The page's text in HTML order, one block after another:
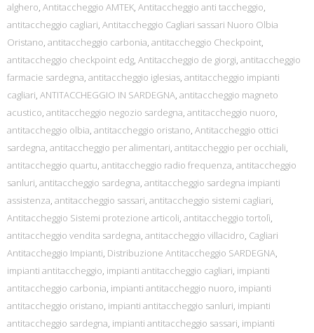
alghero, Antitaccheggio AMTEK, Antitaccheggio anti taccheggio,
antitaccheggio cagliari, Antitaccheggio Cagliari sassari Nuoro Olbia
Oristano, antitaccheggio carbonia, antitaccheggio Checkpoint,
antitaccheggio checkpoint edg, Antitaccheggio de giorgi, antitaccheggio
farmacie sardegna, antitaccheggio iglesias, antitaccheggio impianti
cagliari, ANTITACCHEGGIO IN SARDEGNA, antitaccheggio magneto
acustico, antitaccheggio negozio sardegna, antitaccheggio nuoro,
antitaccheggio olbia, antitaccheggio oristano, Antitaccheggio ottici
sardegna, antitaccheggio per alimentari, antitaccheggio per occhiali,
antitaccheggio quartu, antitaccheggio radio frequenza, antitaccheggio
sanluri, antitaccheggio sardegna, antitaccheggio sardegna impianti
assistenza, antitaccheggio sassari, antitaccheggio sistemi cagliari,
Antitaccheggio Sistemi protezione articoli, antitaccheggio tortolì,
antitaccheggio vendita sardegna, antitaccheggio villacidro, Cagliari
Antitaccheggio Impianti, Distribuzione Antitaccheggio SARDEGNA,
impianti antitaccheggio, impianti antitaccheggio cagliari, impianti
antitaccheggio carbonia, impianti antitaccheggio nuoro, impianti
antitaccheggio oristano, impianti antitaccheggio sanluri, impianti
antitaccheggio sardegna, impianti antitaccheggio sassari, impianti